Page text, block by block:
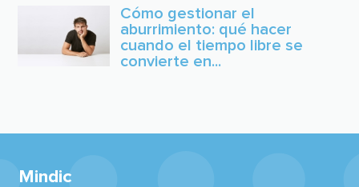
Cómo gestionar el
aburrimiento: qué hacer
cuando el tiempo libre se
convierte en...
Mindic